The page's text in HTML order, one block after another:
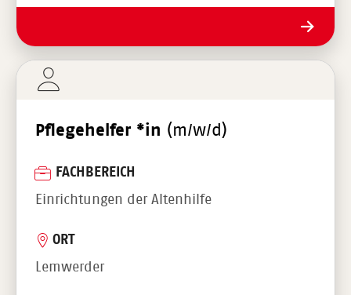
Pflegehelfer *in (m/w/d)
FACHBEREICH
Einrichtungen der Altenhilfe
ORT
Lemwerder